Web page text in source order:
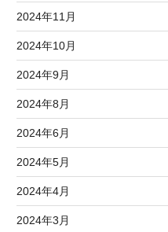
2024年11月
2024年10月
2024年9月
2024年8月
2024年6月
2024年5月
2024年4月
2024年3月